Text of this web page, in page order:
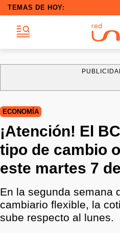
TEMAS DE HOY:
ECONOMÍA
¡Atención! El
tipo de cambio
este martes 7
En la segunda semana
cambiario flexible, la
sube respecto al lunes.